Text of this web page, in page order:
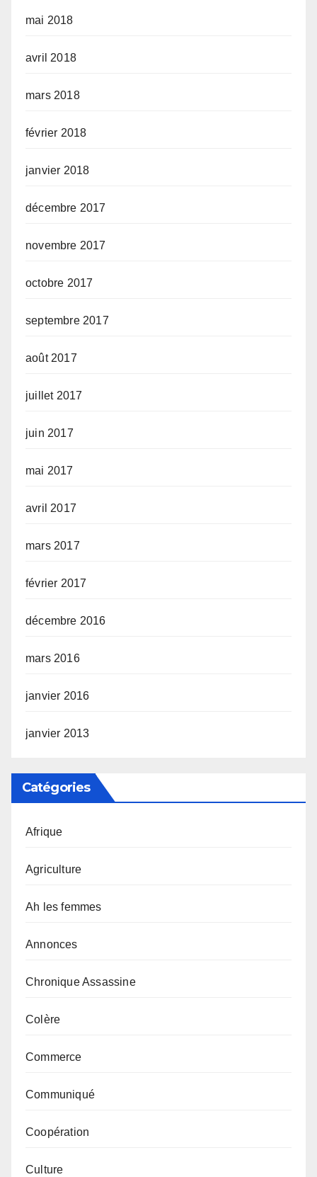
mai 2018
avril 2018
mars 2018
février 2018
janvier 2018
décembre 2017
novembre 2017
octobre 2017
septembre 2017
août 2017
juillet 2017
juin 2017
mai 2017
avril 2017
mars 2017
février 2017
décembre 2016
mars 2016
janvier 2016
janvier 2013
Catégories
Afrique
Agriculture
Ah les femmes
Annonces
Chronique Assassine
Colère
Commerce
Communiqué
Coopération
Culture